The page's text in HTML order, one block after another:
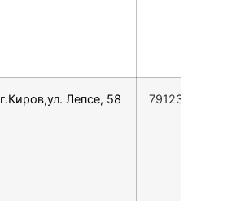
г.Киров,ул. Лепсе, 58 79123695416